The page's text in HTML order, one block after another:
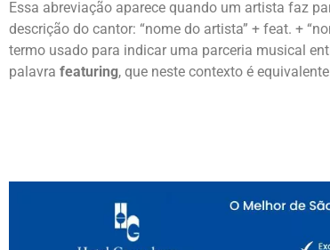
Essa abreviação aparece quando um artista faz
descrição do cantor: “nome do artista” + feat. +
termo usado para indicar uma parceria musical
palavra featuring, que neste contexto é equivalente